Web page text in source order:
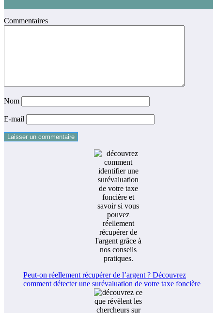
Commentaires
Nom
E-mail
Peut-on réellement récupérer de l’argent ? Découvrez
comment détecter une surévaluation de votre taxe foncière